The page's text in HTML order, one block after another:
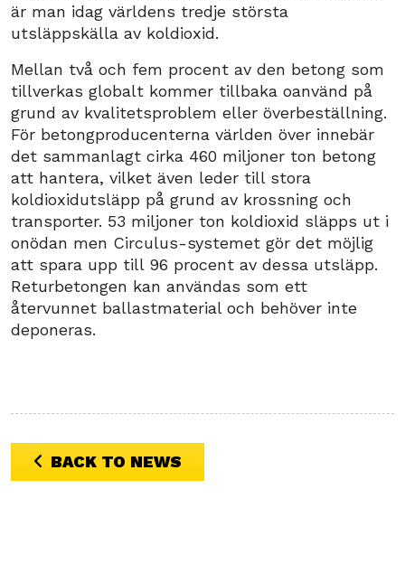
är man idag världens tredje största
utsläppskälla av koldioxid.
Mellan två och fem procent av den betong som
tillverkas globalt kommer tillbaka oanvänd på
grund av kvalitetsproblem eller överbeställning.
För betongproducenterna världen över innebär
det sammanlagt cirka 460 miljoner ton betong
att hantera, vilket även leder till stora
koldioxidutsläpp på grund av krossning och
transporter. 53 miljoner ton koldioxid släpps ut i
onödan men Circulus-systemet gör det möjlig
att spara upp till 96 procent av dessa utsläpp.
Returbetongen kan användas som ett
återvunnet ballastmaterial och behöver inte
deponeras.
BACK TO NEWS